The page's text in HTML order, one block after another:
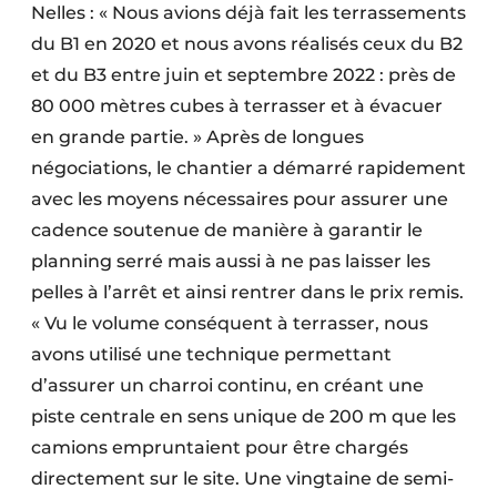
Nelles : « Nous avions déjà fait les terrassements
du B1 en 2020 et nous avons réalisés ceux du B2
et du B3 entre juin et septembre 2022 : près de
80 000 mètres cubes à terrasser et à évacuer
en grande partie. » Après de longues
négociations, le chantier a démarré rapidement
avec les moyens nécessaires pour assurer une
cadence soutenue de manière à garantir le
planning serré mais aussi à ne pas laisser les
pelles à l’arrêt et ainsi rentrer dans le prix remis.
« Vu le volume conséquent à terrasser, nous
avons utilisé une technique permettant
d’assurer un charroi continu, en créant une
piste centrale en sens unique de 200 m que les
camions empruntaient pour être chargés
directement sur le site. Une vingtaine de semi-